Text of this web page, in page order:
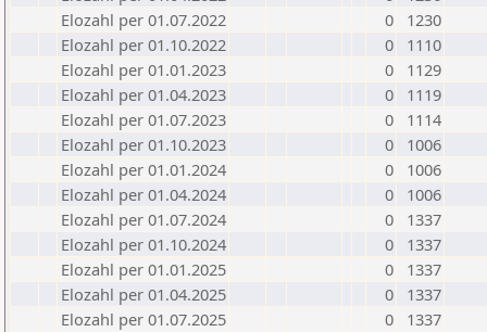
Elozahl per 01.07.2022
0
1230
Elozahl per 01.10.2022
0
1110
Elozahl per 01.01.2023
0
1129
Elozahl per 01.04.2023
0
1119
Elozahl per 01.07.2023
0
1114
Elozahl per 01.10.2023
0
1006
Elozahl per 01.01.2024
0
1006
Elozahl per 01.04.2024
0
1006
Elozahl per 01.07.2024
0
1337
Elozahl per 01.10.2024
0
1337
Elozahl per 01.01.2025
0
1337
Elozahl per 01.04.2025
0
1337
Elozahl per 01.07.2025
0
1337